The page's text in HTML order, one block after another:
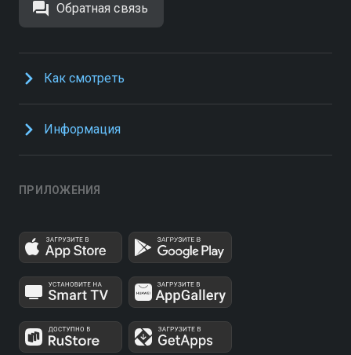
Обратная связь
Как смотреть
Информация
ПРИЛОЖЕНИЯ